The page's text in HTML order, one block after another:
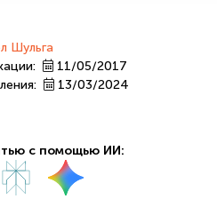
Шульга
11/05/2017
13/03/2024
с помощью ИИ: